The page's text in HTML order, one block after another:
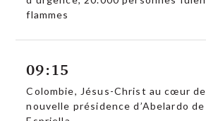
flammes
09:15
Colombie, Jésus-Christ au cœur
nouvelle présidence d’Abelardo de